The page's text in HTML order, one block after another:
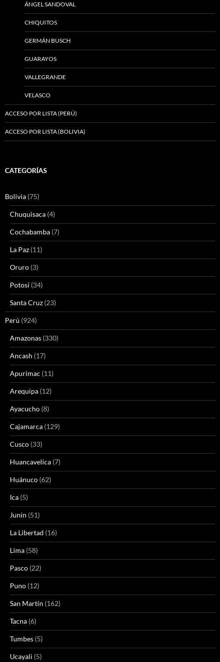
ÁNGEL SANDOVAL
CHIQUITOS
GERMÁN BUSCH
GUARAYOS
VALLEGRANDE
VELASCO
ACCESO POR LISTA (PERÚ)
ACCESO POR LISTA (BOLIVIA)
CATEGORÍAS
Bolivia (75)
Chuquisaca (4)
Cochabamba (7)
La Paz (11)
Oruro (3)
Potosí (34)
Santa Cruz (23)
Perú (924)
Amazonas (330)
Ancash (17)
Apurimac (11)
Arequipa (12)
Ayacucho (8)
Cajamarca (129)
Cusco (33)
Huancavelica (7)
Huánuco (62)
Ica (5)
Junín (51)
La Libertad (16)
Lima (58)
Pasco (22)
Puno (12)
San Martín (162)
Tacna (6)
Tumbes (5)
Ucayali (5)